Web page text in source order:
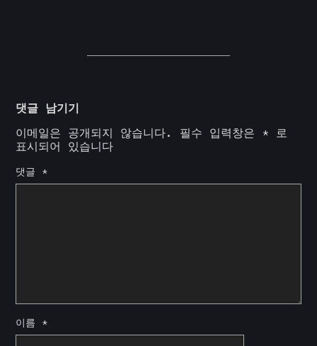
댓글 남기기
이메일은 공개되지 않습니다.
필수 입력창은 * 로
표시되어 있습니다
댓글 *
이름 *